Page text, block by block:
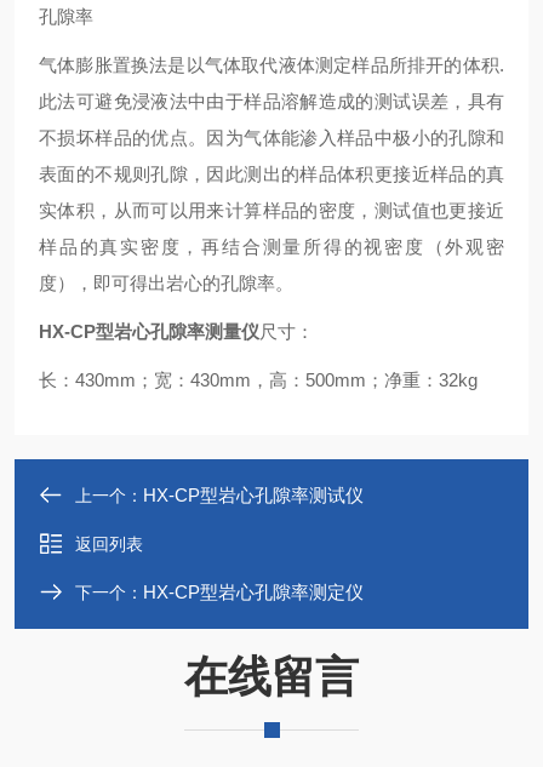
孔隙率
气体膨胀置换法是以气体取代液体测定样品所排开的体积.
此法可避免浸液法中由于样品溶解造成的测试误差，具有
不损坏样品的优点。因为气体能渗入样品中极小的孔隙和
表面的不规则孔隙，因此测出的样品体积更接近样品的真
实体积，从而可以用来计算样品的密度，测试值也更接近
样品的真实密度 ，再结合测量所得的视密度（外观密
度），即可得出岩心的孔隙率。
HX-CP型岩心孔隙率测量仪尺寸：
长： 430mm ；宽： 430mm ，高： 500mm ；净重： 32kg
上一个： HX-CP型岩心孔隙率测试仪
返回列表
下一个： HX-CP型岩心孔隙率测定仪
在线留言